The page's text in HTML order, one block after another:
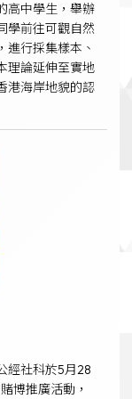
高中學生，舉辦
學前往可觀自然
進行採集樣本、
理論延伸至實地
港海岸地貌的認
經社科於5月28
博推廣活動，